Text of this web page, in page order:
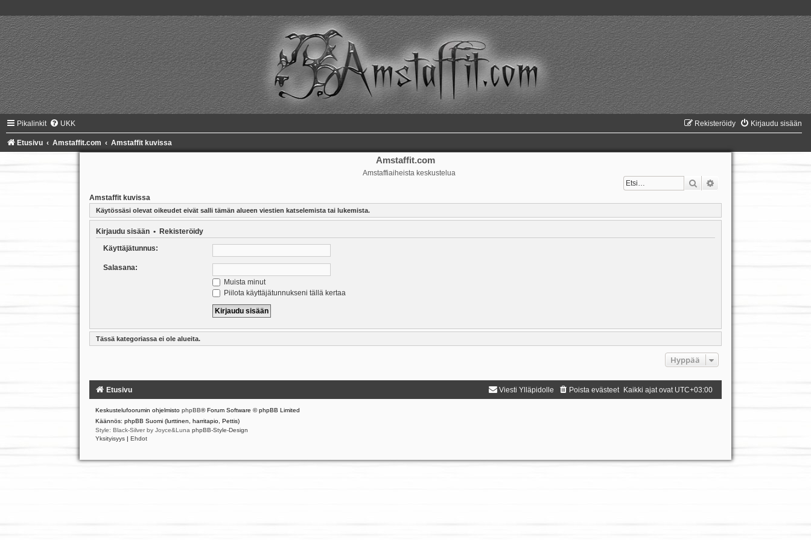
Pikalinkit UKK Kirjaudu sisään
Rekisteröidy
Etusivu Amstaffit.com Amstaffit kuvissa
Amstaffit.com
Amstaffiaiheista keskustelua
Etsi
Amstaffit kuvissa
Käytössäsi olevat oikeudet eivät salli tämän alueen viestien katselemista tai lukemista.
Kirjaudu sisään• Rekisteröidy
Käyttäjätunnus:
Salasana:
Muista minut
Piilota käyttäjätunnukseni tällä kertaa
Tässä kategoriassa ei ole alueita.
Hyppää
Etusivu Kaikki ajat ovat UTC+03:00
Poista evästeet
Viesti Ylläpidolle
Keskustelufoorumin ohjelmisto phpBB® Forum Software © phpBB Limited
Käännös: phpBB Suomi (lurttinen, harritapio, Pettis)
Style: Black-Silver by Joyce&Luna phpBB-Style-Design
Yksityisyys | Ehdot